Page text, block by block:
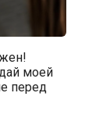
моей
перед